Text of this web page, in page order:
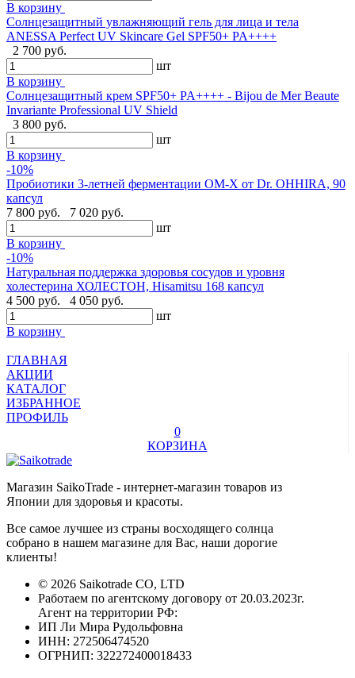
В корзину
Солнцезащитный увлажняющий гель для лица и тела
ANESSA Perfect UV Skincare Gel SPF50+ PA++++
2 700 руб.
шт
В корзину
Cолнцезащитный крем SPF50+ PA++++ - Bijou de Mer Beaute
Invariante Professional UV Shield
3 800 руб.
шт
В корзину
-10%
Пробиотики 3-летней ферментации OM-X от Dr. OHHIRA, 90
капсул
7 800 руб.
7 020 руб.
шт
В корзину
-10%
Натуральная поддержка здоровья сосудов и уровня
холестерина ХОЛЕСТОН, Hisamitsu 168 капсул
4 500 руб.
4 050 руб.
шт
В корзину
ГЛАВНАЯ
АКЦИИ
КАТАЛОГ
ИЗБРАННОЕ
ПРОФИЛЬ
0
КОРЗИНА
Магазин SaikoTrade - интернет-магазин товаров из
Японии для здоровья и красоты.
Все самое лучшее из страны восходящего солнца
собрано в нашем магазине для Вас, наши дорогие
клиенты!
© 2026 Saikotrade CO, LTD
Работаем по агентскому договору от 20.03.2023г.
Агент на территории РФ:
ИП Ли Мира Рудольфовна
ИНН: 272506474520
ОГРНИП: 322272400018433